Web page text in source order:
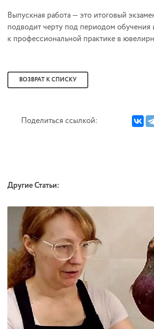
Выпускная работа — это итоговый
подводит черту под периодом обучения
к профессиональной практике в
ВОЗВРАТ К СПИСКУ
Поделиться ссылкой:
Другие Статьи: